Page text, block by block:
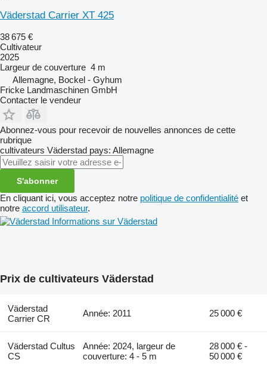
Väderstad Carrier XT 425
38 675 €
Cultivateur
2025
Largeur de couverture 4 m
Allemagne, Bockel - Gyhum
Fricke Landmaschinen GmbH
Contacter le vendeur
Abonnez-vous pour recevoir de nouvelles annonces de cette
rubrique
cultivateurs Väderstad pays: Allemagne
S'abonner
En cliquant ici, vous acceptez notre politique de confidentialité et
notre accord utilisateur.
Informations sur Väderstad
Prix de cultivateurs Väderstad
Väderstad
Carrier CR
Année: 2011 25 000 €
Väderstad Cultus
CS
Année: 2024, largeur de
couverture: 4 - 5 m
28 000 € -
50 000 €